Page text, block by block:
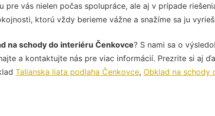
pre vás nielen počas spolupráce, ale aj v prípade
ktorú vždy berieme vážne a snažíme sa ju
na schody do interiéru Čenkovce? S nami sa o
a kontaktujte nás pre viac informácií. Prezrite si aj
Talianska liata podlaha Čenkovce, Obklad na schody